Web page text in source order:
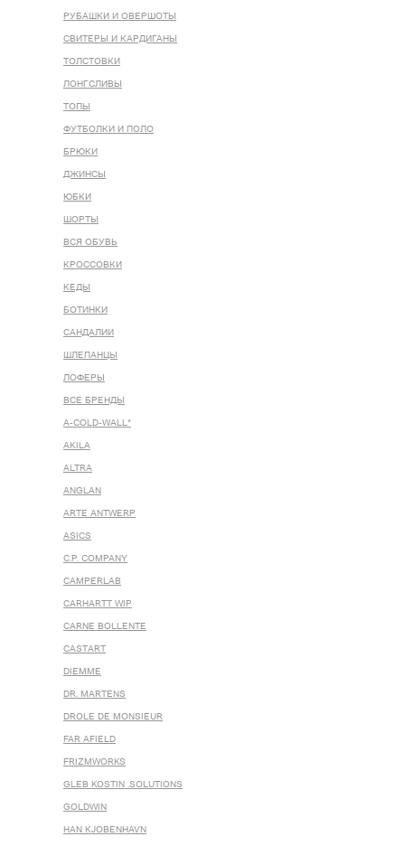
РУБАШКИ И ОВЕРШОТЫ
СВИТЕРЫ И КАРДИГАНЫ
ТОЛСТОВКИ
ЛОНГСЛИВЫ
ТОПЫ
ФУТБОЛКИ И ПОЛО
БРЮКИ
ДЖИНСЫ
ЮБКИ
ШОРТЫ
ВСЯ ОБУВЬ
КРОССОВКИ
КЕДЫ
БОТИНКИ
САНДАЛИИ
ШЛЕПАНЦЫ
ЛОФЕРЫ
ВСЕ БРЕНДЫ
A-COLD-WALL*
AKILA
ALTRA
ANGLAN
ARTE ANTWERP
ASICS
C.P. COMPANY
CAMPERLAB
CARHARTT WIP
CARNE BOLLENTE
CASTART
DIEMME
DR. MARTENS
DROLE DE MONSIEUR
FAR AFIELD
FRIZMWORKS
GLEB KOSTIN .SOLUTIONS
GOLDWIN
HAN KJOBENHAVN